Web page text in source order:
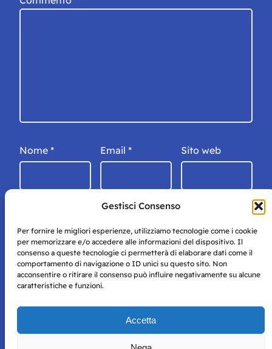
Gestisci Consenso
Per fornire le migliori esperienze, utilizziamo tecnologie come i cookie
per memorizzare e/o accedere alle informazioni del dispositivo. Il
consenso a queste tecnologie ci permetterà di elaborare dati come il
comportamento di navigazione o ID unici su questo sito. Non
acconsentire o ritirare il consenso può influire negativamente su alcune
caratteristiche e funzioni.
Accetta
Nome * Email * Sito web
Storie di Napoli è una testata registrata presso il tribunale di